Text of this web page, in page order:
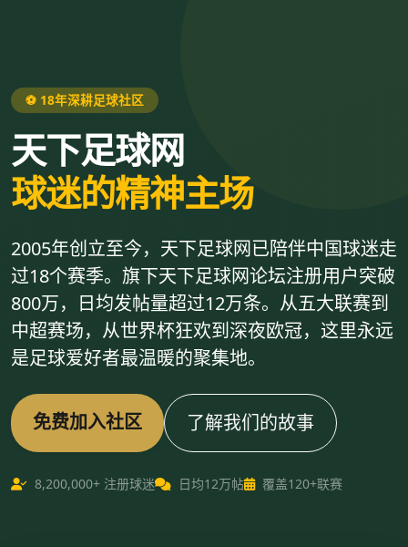
⚽ 18年深耕足球社区
天下足球网
球迷的精神主场
2005年创立至今，天下足球网已陪伴中国球迷走
过18个赛季。旗下天下足球网论坛注册用户突破
800万，日均发帖量超过12万条。从五大联赛到
中超赛场，从世界杯狂欢到深夜欧冠，这里永远
是足球爱好者最温暖的聚集地。
免费加入社区 了解我们的故事
8,200,000+ 注册球迷 日均12万帖 覆盖120+联赛